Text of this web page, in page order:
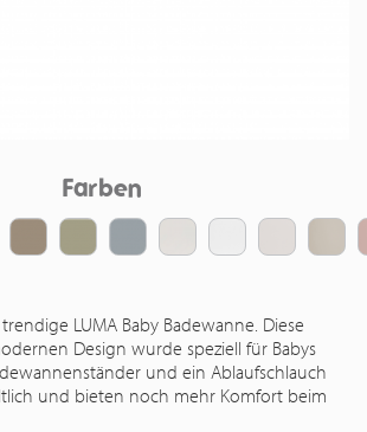
Farben
LUMA Baby Badewanne. Diese
Design wurde speziell für Babys
und ein Ablaufschlauch
und bieten noch mehr Komfort beim